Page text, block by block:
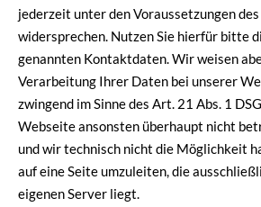
jederzeit unter den Voraussetzungen
widersprechen. Nutzen Sie hierfür bitte
genannten Kontaktdaten. Wir weisen
Verarbeitung Ihrer Daten bei unserer
zwingend im Sinne des Art. 21 Abs. 1
Webseite ansonsten überhaupt nicht
und wir technisch nicht die Möglichkeit
auf eine Seite umzuleiten, die
eigenen Server liegt.